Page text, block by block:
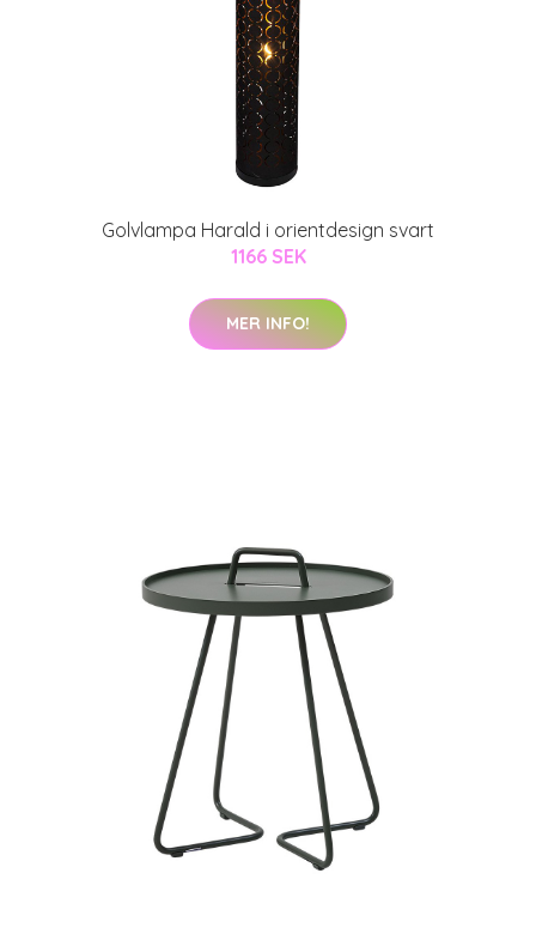
Golvlampa Harald i orientdesign svart
1166 SEK
MER INFO!